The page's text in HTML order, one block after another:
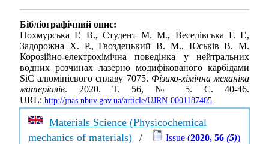
Бібліографічний опис:
Похмурська Г. В., Студент М. М., Веселівська Г. Г.,
Задорожна Х. Р., Гвоздецький В. М., Юськів В. М.
Корозійно-електрохімічна поведінка у нейтральних
водних розчинах лазерно модифікованого карбідами
SiC алюмінієвого сплаву 7075. Фізико-хімічна механіка
матеріалів. 2020. Т. 56, № 5. С. 40-46.
URL: http://jnas.nbuv.gov.ua/article/UJRN-0001187405
Materials Science (Physicochemical
mechanics of materials) / Issue (2020, 56(5))